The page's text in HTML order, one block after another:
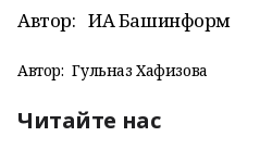
Автор: ИА Башинформ
Автор: Гульназ Хафизова
Читайте нас